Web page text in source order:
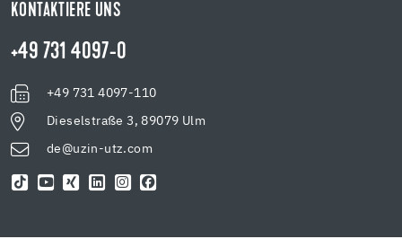
KONTAKTIERE UNS
+49 731 4097-0
+49 731 4097-110
Dieselstraße 3, 89079 Ulm
de@uzin-utz.com